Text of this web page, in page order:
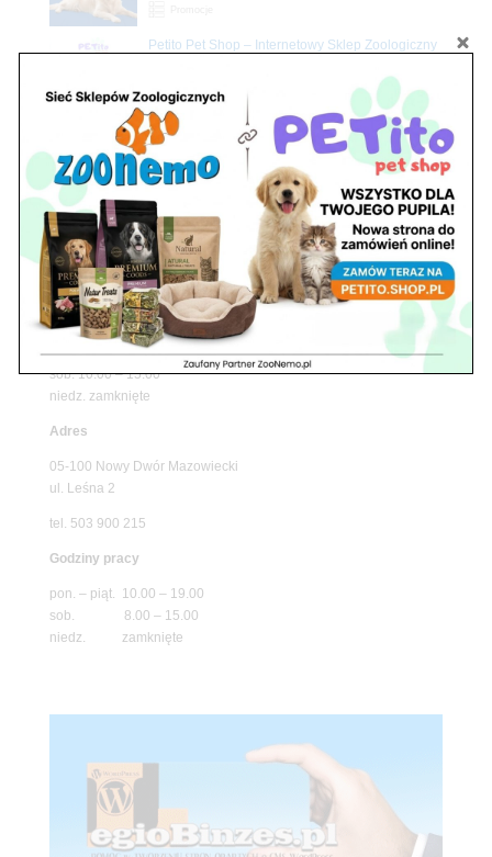
Petito Pet Shop – Internetowy Sklep Zoologiczny
Znajdź nas
Adres
05-120 Legionowo
ul. Piłsudskiego 31,
pawilon 134
tel./fax. 22 784 71 96
Godziny pracy
pon. – piąt. 10.00 – 19.00
sob. 10.00 – 15.00
niedz. zamknięte
Adres
05-100 Nowy Dwór Mazowiecki
ul. Leśna 2
tel. 503 900 215
Godziny pracy
pon. – piąt. 10.00 – 19.00
sob. 8.00 – 15.00
niedz. zamknięte